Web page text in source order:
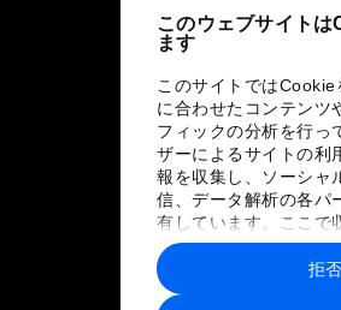
このウェブサイト
ます
このサイトでは
に合わせたコンテンツ
フィックの分析を行っ
ザーによるサイトの利
報を収集し、ソーシャ
信、データ解析の各パ
有しています。ここで
ユーザーが各パートナ
報や各パートナーのサ
に収集された情報と組
拒否